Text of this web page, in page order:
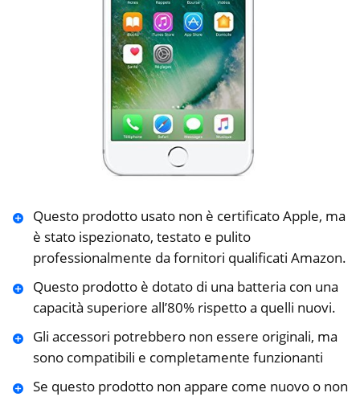
Questo prodotto usato non è certificato Apple, ma
è stato ispezionato, testato e pulito
professionalmente da fornitori qualificati Amazon.
Questo prodotto è dotato di una batteria con una
capacità superiore all’80% rispetto a quelli nuovi.
Gli accessori potrebbero non essere originali, ma
sono compatibili e completamente funzionanti
Se questo prodotto non appare come nuovo o non